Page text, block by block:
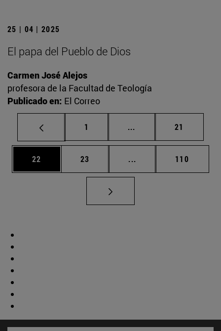
25 | 04 | 2025
El papa del Pueblo de Dios
Carmen José Alejos
profesora de la Facultad de Teología
Publicado en: El Correo
Página
1 ... Páginas intermedias
Página
21
Página
22 Página
23 ... Páginas intermedias
Página
110